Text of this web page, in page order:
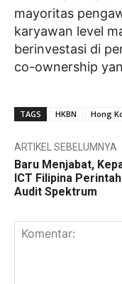
mayoritas
karyawan level
berinvestasi di
co-ownership
TAGS HKBN Hong
ARTIKEL SEBELUMNYA
Baru Menjabat,
ICT Filipina
Audit Spektrum